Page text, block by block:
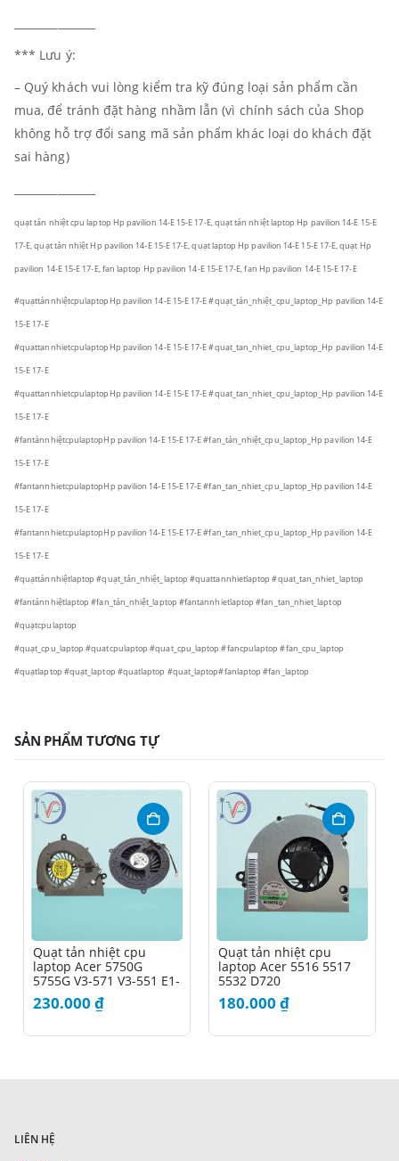
*** Lưu ý:
– Quý khách vui lòng kiểm tra kỹ đúng loại sản phẩm cần
mua, để tránh đặt hàng nhầm lẫn (vì chính sách của Shop
không hỗ trợ đổi sang mã sản phẩm khác loại do khách đặt
sai hàng)
quạt tản nhiệt cpu laptop Hp pavilion 14-E 15-E 17-E, quạt tản nhiệt laptop Hp pavilion 14-E 15-E
17-E, quạt tản nhiệt Hp pavilion 14-E 15-E 17-E, quạt laptop Hp pavilion 14-E 15-E 17-E, quạt Hp
pavilion 14-E 15-E 17-E, fan laptop Hp pavilion 14-E 15-E 17-E, fan Hp pavilion 14-E 15-E 17-E
#quạttảnnhiệtcpulaptopHp pavilion 14-E 15-E 17-E#quạt_tản_nhiệt_cpu_laptop_Hp pavilion 14-E
15-E 17-E
#quattannhietcpulaptopHp pavilion 14-E 15-E 17-E#quat_tan_nhiet_cpu_laptop_Hp pavilion 14-E
15-E 17-E
#quattannhietcpulaptopHp pavilion 14-E 15-E 17-E#quat_tan_nhiet_cpu_laptop_Hp pavilion 14-E
15-E 17-E
#fantảnnhiệtcpulaptopHp pavilion 14-E 15-E 17-E#fan_tản_nhiệt_cpu_laptop_Hp pavilion 14-E
15-E 17-E
#fantannhietcpulaptopHp pavilion 14-E 15-E 17-E#fan_tan_nhiet_cpu_laptop_Hp pavilion 14-E
15-E 17-E
#fantannhietcpulaptopHp pavilion 14-E 15-E 17-E#fan_tan_nhiet_cpu_laptop_Hp pavilion 14-E
15-E 17-E
#quạttảnnhiệtlaptop#quạt_tản_nhiệt_laptop#quattannhietlaptop#quat_tan_nhiet_laptop
#fantảnnhiệtlaptop#fan_tản_nhiệt_laptop #fantannhietlaptop#fan_tan_nhiet_laptop
#quạtcpulaptop
#quạt_cpu_laptop#quatcpulaptop#quat_cpu_laptop#fancpulaptop#fan_cpu_laptop
#quạtlaptop #quạt_laptop #quatlaptop #quat_laptop#fanlaptop#fan_laptop
SẢN PHẨM TƯƠNG TỰ
Quạt tản nhiệt cpu
laptop Acer 5750G
5755G V3-571 V3-551 E1-
571
230.000 ₫
Quạt tản nhiệt cpu
laptop Acer 5516 5517
5532 D720
180.000 ₫
LIÊN HỆ